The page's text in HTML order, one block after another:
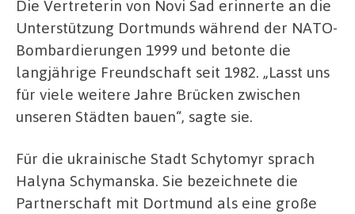
Die Vertreterin von Novi Sad erinnerte an die
Unterstützung Dortmunds während der NATO-
Bombardierungen 1999 und betonte die
langjährige Freundschaft seit 1982. „Lasst uns
für viele weitere Jahre Brücken zwischen
unseren Städten bauen“, sagte sie.
Für die ukrainische Stadt Schytomyr sprach
Halyna Schymanska. Sie bezeichnete die
Partnerschaft mit Dortmund als eine große